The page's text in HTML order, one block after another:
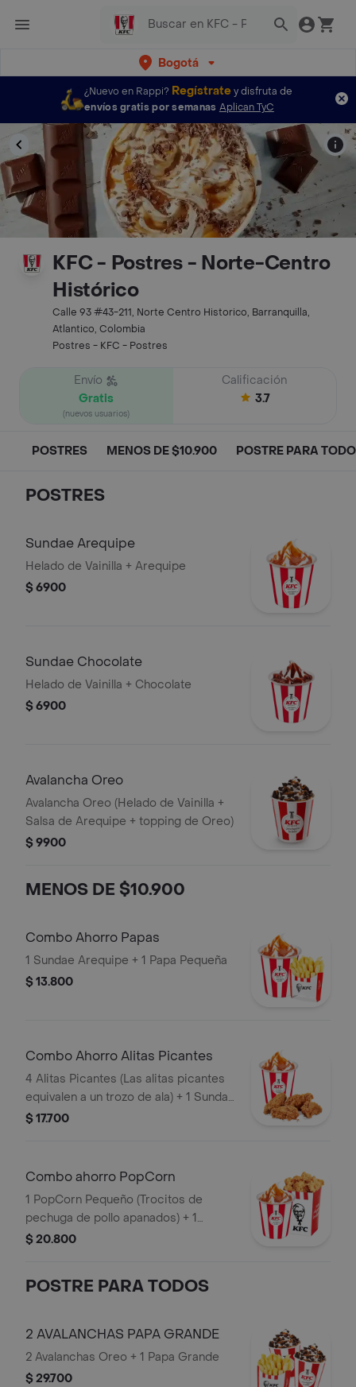
Bogotá
¿Nuevo en Rappi? Regístratey disfruta de
envíos gratis por semanas Aplican TyC
KFC - Postres - Norte-Centro
Histórico
Calle 93 #43-211, Norte Centro Historico, Barranquilla,
Atlantico, Colombia
Postres - KFC - Postres
Envío
Gratis
(nuevos usuarios)
Calificación
3.7
POSTRES MENOS DE $10.900 POSTRE PARA
POSTRES
Sundae Arequipe
Helado de Vainilla + Arequipe
$ 6900
Sundae Chocolate
Helado de Vainilla + Chocolate
$ 6900
Avalancha Oreo
Avalancha Oreo (Helado de Vainilla +
Salsa de Arequipe + topping de Oreo)
$ 9900
MENOS DE $10.900
Combo Ahorro Papas
1 Sundae Arequipe + 1 Papa Pequeña
$ 13.800
Combo Ahorro Alitas Picantes
4 Alitas Picantes (Las alitas picantes
equivalen a un trozo de ala) + 1 Sundae
de Arequipe
$ 17.700
Combo ahorro PopCorn
1 PopCorn Pequeño (Trocitos de
pechuga de pollo apanados) + 1
Sundae Arequipe
$ 20.800
POSTRE PARA TODOS
2 AVALANCHAS PAPA GRANDE
2 Avalanchas Oreo + 1 Papa Grande
$ 29.700